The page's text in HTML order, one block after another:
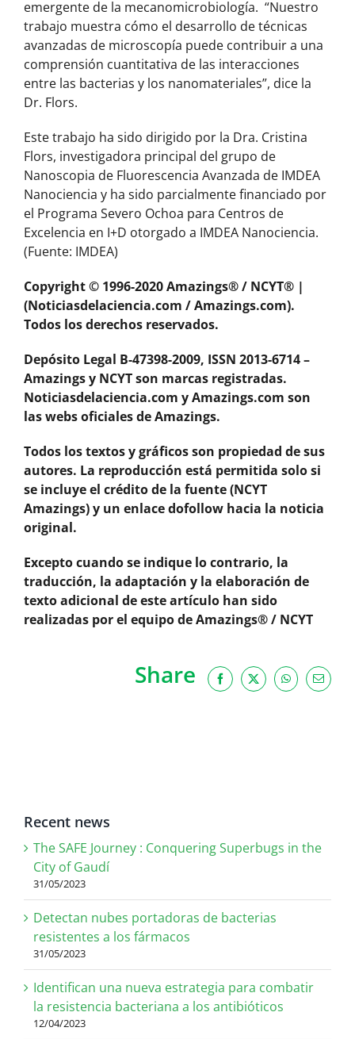
emergente de la mecanomicrobiología. “Nuestro
trabajo muestra cómo el desarrollo de técnicas
avanzadas de microscopía puede contribuir a una
comprensión cuantitativa de las interacciones
entre las bacterias y los nanomateriales”, dice la
Dr. Flors.
Este trabajo ha sido dirigido por la Dra. Cristina
Flors, investigadora principal del grupo de
Nanoscopia de Fluorescencia Avanzada de IMDEA
Nanociencia y ha sido parcialmente financiado por
el Programa Severo Ochoa para Centros de
Excelencia en I+D otorgado a IMDEA Nanociencia.
(Fuente: IMDEA)
Copyright © 1996-2020 Amazings® / NCYT® |
(Noticiasdelaciencia.com / Amazings.com).
Todos los derechos reservados.
Depósito Legal B-47398-2009, ISSN 2013-6714 –
Amazings y NCYT son marcas registradas.
Noticiasdelaciencia.com y Amazings.com son
las webs oficiales de Amazings.
Todos los textos y gráficos son propiedad de sus
autores. La reproducción está permitida solo si
se incluye el crédito de la fuente (NCYT
Amazings) y un enlace dofollow hacia la noticia
original.
Excepto cuando se indique lo contrario, la
traducción, la adaptación y la elaboración de
texto adicional de este artículo han sido
realizadas por el equipo de Amazings® / NCYT
Share Facebook
X WhatsApp
Email
Recent news
The SAFE Journey : Conquering Superbugs in the
City of Gaudí
31/05/2023
Detectan nubes portadoras de bacterias
resistentes a los fármacos
31/05/2023
Identifican una nueva estrategia para combatir
la resistencia bacteriana a los antibióticos
12/04/2023